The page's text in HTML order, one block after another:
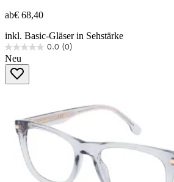
ab€ 68,40
inkl. Basic-Gläser in Sehstärke
0.0 (0)
0.0
von
Sternen.
Neu